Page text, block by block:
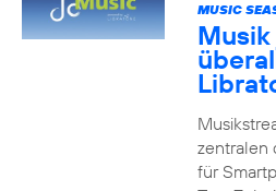
MUSIC
zentralen
für